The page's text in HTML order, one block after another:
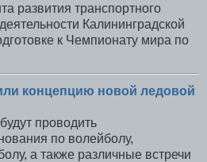
развития транспортного
Калининградской
к Чемпионату мира по
концепцию новой ледовой
проводить
по волейболу,
а также различные встречи